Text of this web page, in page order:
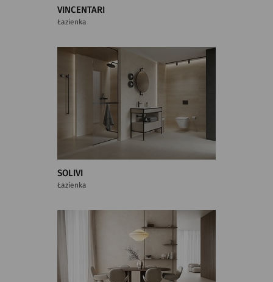
VINCENTARI
Łazienka
SOLIVI
Łazienka